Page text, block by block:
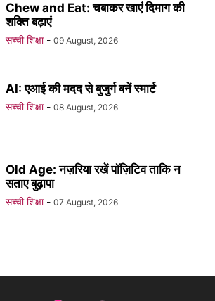
Chew and Eat: चबाकर खाएं दिमाग की
शक्ति बढ़ाएं
सच्ची शिक्षा - 09 August, 2026
AI: एआई की मदद से बुजुर्ग बनें स्मार्ट
सच्ची शिक्षा - 08 August, 2026
Old Age: नज़रिया रखें पॉज़िटिव ताकि न
सताए बुढ़ापा
सच्ची शिक्षा - 07 August, 2026